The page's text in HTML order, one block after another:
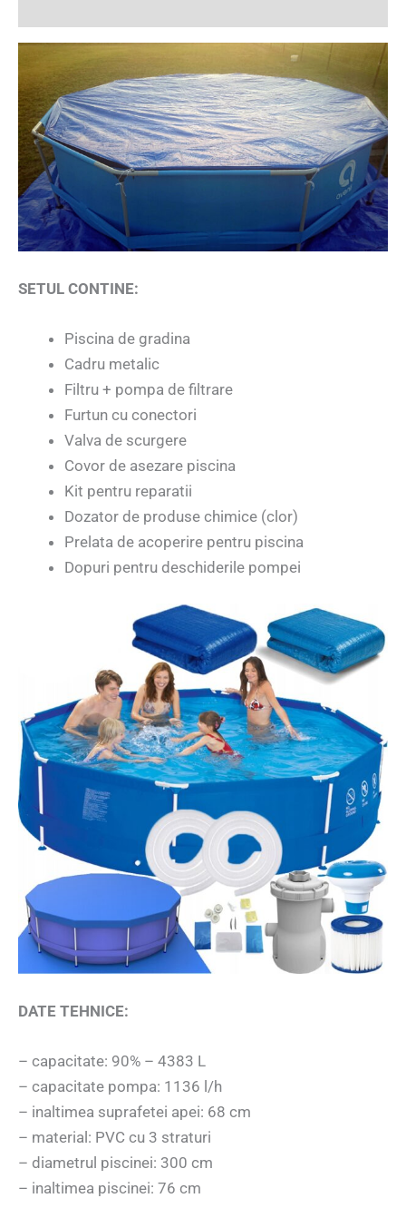
SETUL CONTINE:
Piscina de gradina
Cadru metalic
Filtru + pompa de filtrare
Furtun cu conectori
Valva de scurgere
Covor de asezare piscina
Kit pentru reparatii
Dozator de produse chimice (clor)
Prelata de acoperire pentru piscina
Dopuri pentru deschiderile pompei
DATE TEHNICE:
– capacitate: 90% – 4383 L
– capacitate pompa: 1136 l/h
– inaltimea suprafetei apei: 68 cm
– material: PVC cu 3 straturi
– diametrul piscinei: 300 cm
– inaltimea piscinei: 76 cm